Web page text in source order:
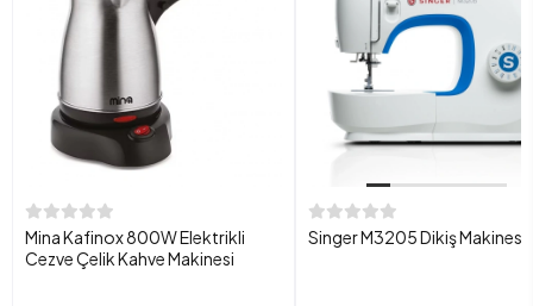
Mina Kafinox 800W Elektrikli
Cezve Çelik Kahve Makinesi
Singer M3205 Dikiş Makinesi